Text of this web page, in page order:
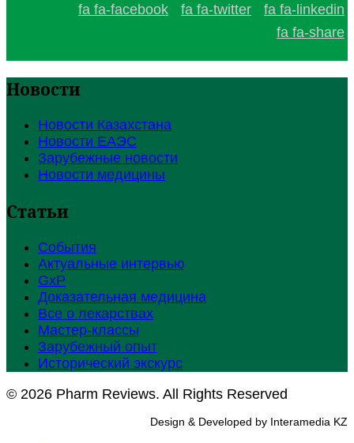
fa fa-facebook fa fa-twitter
fa fa-linkedin
fa fa-share
Новости
Новости Казахстана
Новости ЕАЭС
Зарубежные новости
Новости медицины
Статьи
События
Актуальные интервью
GxP
Доказательная медицина
Все о лекарствах
Мастер-классы
Зарубежный опыт
Исторический экскурс
© 2026 Pharm Reviews. All Rights Reserved
Design & Developed by Interamedia KZ